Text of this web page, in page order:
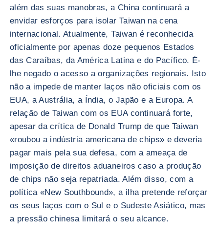
além das suas manobras, a China continuará a
envidar esforços para isolar Taiwan na cena
internacional. Atualmente, Taiwan é reconhecida
oficialmente por apenas doze pequenos Estados
das Caraíbas, da América Latina e do Pacífico. É-
lhe negado o acesso a organizações regionais. Isto
não a impede de manter laços não oficiais com os
EUA, a Austrália, a Índia, o Japão e a Europa. A
relação de Taiwan com os EUA continuará forte,
apesar da crítica de Donald Trump de que Taiwan
«roubou a indústria americana de chips» e deveria
pagar mais pela sua defesa, com a ameaça de
imposição de direitos aduaneiros caso a produção
de chips não seja repatriada. Além disso, com a
política «New Southbound», a ilha pretende reforçar
os seus laços com o Sul e o Sudeste Asiático, mas
a pressão chinesa limitará o seu alcance.